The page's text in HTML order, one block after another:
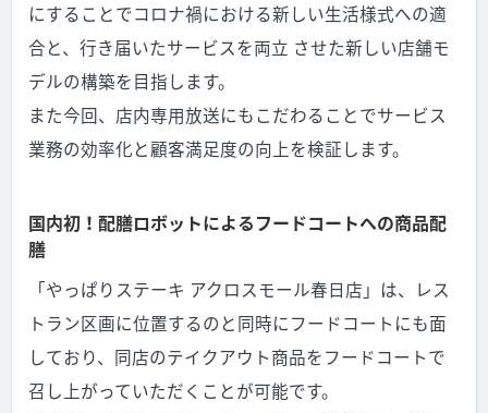
にすることでコロナ禍における新しい生活様式への適
合と、行き届いたサービスを両立 させた新しい店舗モ
デルの構築を目指します。
また今回、店内専用放送にもこだわることでサービス
業務の効率化と顧客満足度の向上を検証します。
国内初！配膳ロボットによるフードコートへの商品配
膳
「やっぱりステーキ アクロスモール春日店」は、レス
トラン区画に位置するのと同時にフードコートにも面
しており、同店のテイクアウト商品をフードコートで
召し上がっていただくことが可能です。